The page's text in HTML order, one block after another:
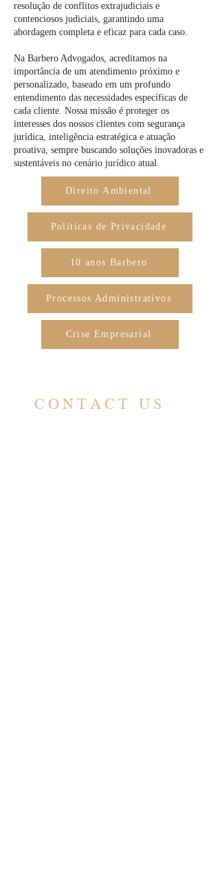
resolução de conflitos extrajudiciais e
contenciosos judiciais, garantindo uma
abordagem completa e eficaz para cada caso.
Na Barbero Advogados, acreditamos na
importância de um atendimento próximo e
personalizado, baseado em um profundo
entendimento das necessidades específicas de
cada cliente. Nossa missão é proteger os
interesses dos nossos clientes com segurança
jurídica, inteligência estratégica e atuação
proativa, sempre buscando soluções inovadoras e
sustentáveis no cenário jurídico atual.
Direito Ambiental
Políticas de Privacidade
10 anos Barbero
Processos Administrativos
Crise Empresarial
CONTACT US